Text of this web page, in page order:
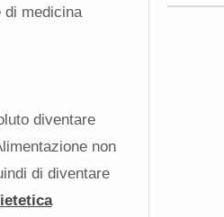
di medicina
diventare
non
di diventare